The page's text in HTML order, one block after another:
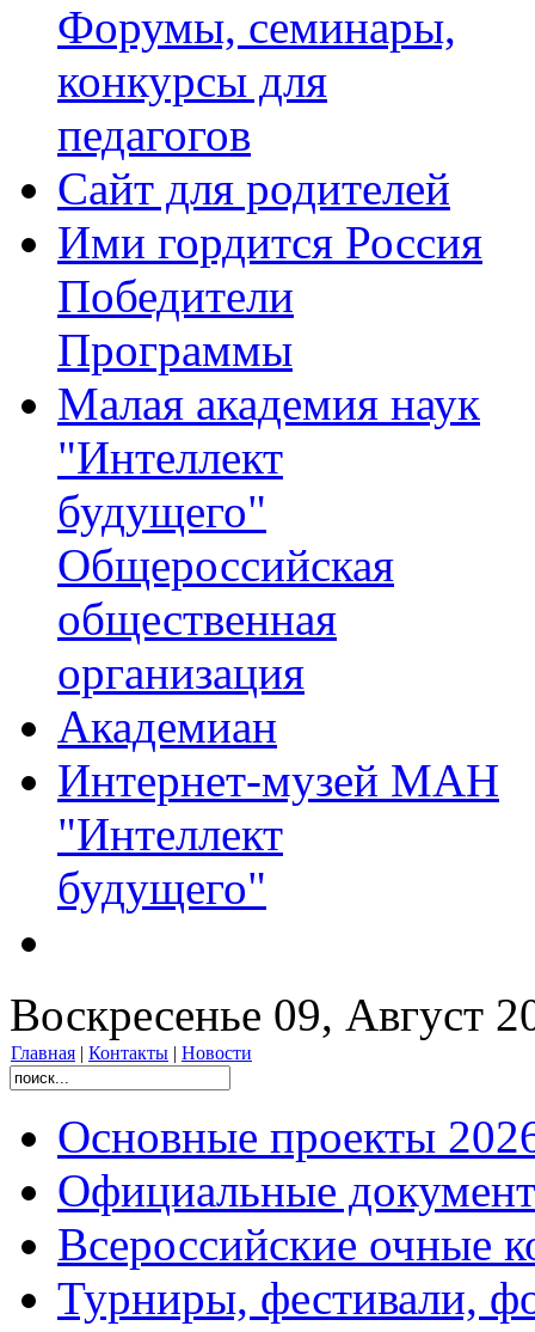
Форумы, семинары,
конкурсы для
педагогов
Сайт для родителей
Ими гордится Россия
Победители
Программы
Малая академия наук
"Интеллект
будущего"
Общероссийская
общественная
организация
Академиан
Интернет-музей МАН
"Интеллект
будущего"
Воскресенье 09, Август
Главная | Контакты | Новости
Основные проекты
Официальные
Всероссийские очные
Турниры, фестивали,